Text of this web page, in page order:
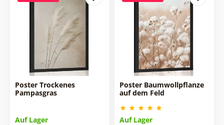
Poster Trockenes
Pampasgras
Auf Lager
Poster Baumwollpflanze
auf dem Feld
Auf Lager